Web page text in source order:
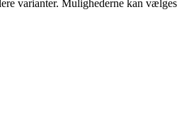
varianter. Mulighederne kan vælges